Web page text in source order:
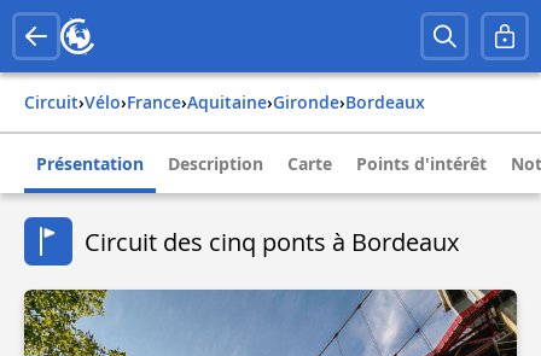
Circuit› Vélo› france› aquitaine› gironde› bordeaux
Présentation Description Carte Points d'intérêt
Circuit des cinq ponts à Bordeaux